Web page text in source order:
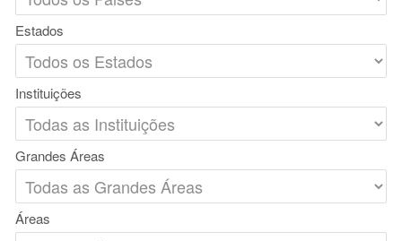
Estados
Instituições
Grandes Áreas
Áreas